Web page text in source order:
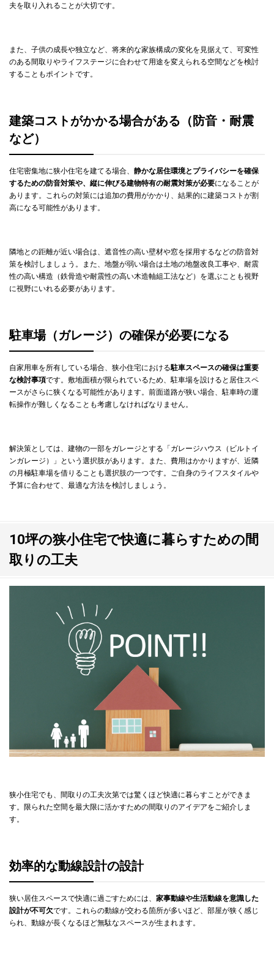
夫を取り入れることが大切です。
また、子供の成長や独立など、将来的な家族構成の変化を見据えて、可変性
のある間取りやライフステージに合わせて用途を変えられる空間などを検討
することもポイントです。
建築コストがかかる場合がある（防音・耐震
など）
住宅密集地に狭小住宅を建てる場合、 静かな居住環境とプライバシーを確保
するための防音対策や、縦に伸びる建物特有の耐震対策が必要になることが
あります。これらの対策には追加の費用がかかり、結果的に建築コストが割
高になる可能性があります。
隣地との距離が近い場合は、遮音性の高い壁材や窓を採用するなどの防音対
策を検討しましょう。また、地盤が弱い場合は土地の地盤改良工事や、耐震
性の高い構造（鉄骨造や耐震性の高い木造軸組工法など）を選ぶことも視野
に視野にいれる必要があります。
駐車場（ガレージ）の確保が必要になる
自家用車を所有している場合、狭小住宅における駐車スペースの確保は重要
な検討事項です。敷地面積が限られているため、駐車場を設けると居住スペ
ースがさらに狭くなる可能性があります。前面道路が狭い場合、駐車時の運
転操作が難しくなることも考慮しなければなりません。
解決策としては、建物の一部をガレージとする「ガレージハウス（ビルトイ
ンガレージ）」という選択肢があります。また、費用はかかりますが、近隣
の月極駐車場を借りることも選択肢の一つです。ご自身のライフスタイルや
予算に合わせて、最適な方法を検討しましょう。
10坪の狭小住宅で快適に暮らすための間
取りの工夫
狭小住宅でも、間取りの工夫次第では驚くほど快適に暮らすことができま
す。限られた空間を最大限に活かすための間取りのアイデアをご紹介しま
す。
効率的な動線設計の設計
狭い居住スペースで快適に過ごすためには、 家事動線や生活動線を意識した
設計が不可欠です。これらの動線が交わる箇所が多いほど、部屋が狭く感じ
られ、動線が長くなるほど無駄なスペースが生まれます。